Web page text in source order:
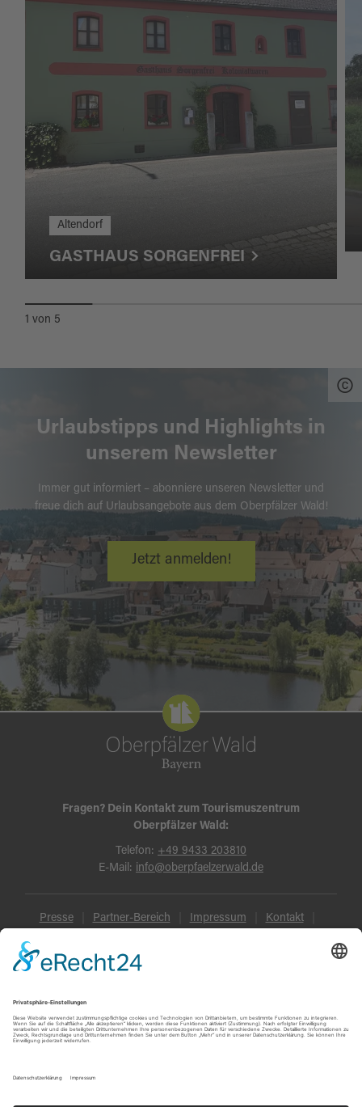
Altendorf
GASTHAUS SORGENFREI
1 von 5
Urlaubstipps und Highlights in
unserem Newsletter
Immer gut informiert – abonniere unseren Newsletter und
freue dich auf Urlaubsangebote aus dem Oberpfälzer Wald!
Jetzt anmelden!
Fragen? Dein Kontakt zum Tourismuszentrum
Oberpfälzer Wald:
Telefon: +49 9433 203810
E-Mail: info@oberpfaelzerwald.de
Presse Partner-Bereich Impressum Kontakt
Datenschutz